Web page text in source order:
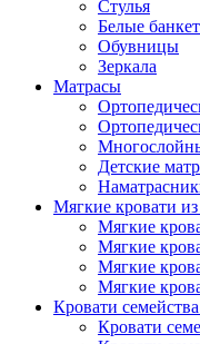
Стулья
Белые
Обувницы
Зеркала
Матрасы
Детские
Мягкие кровати из
Мягкие
Мягкие
Мягкие
Мягкие
Кровати
Кровати